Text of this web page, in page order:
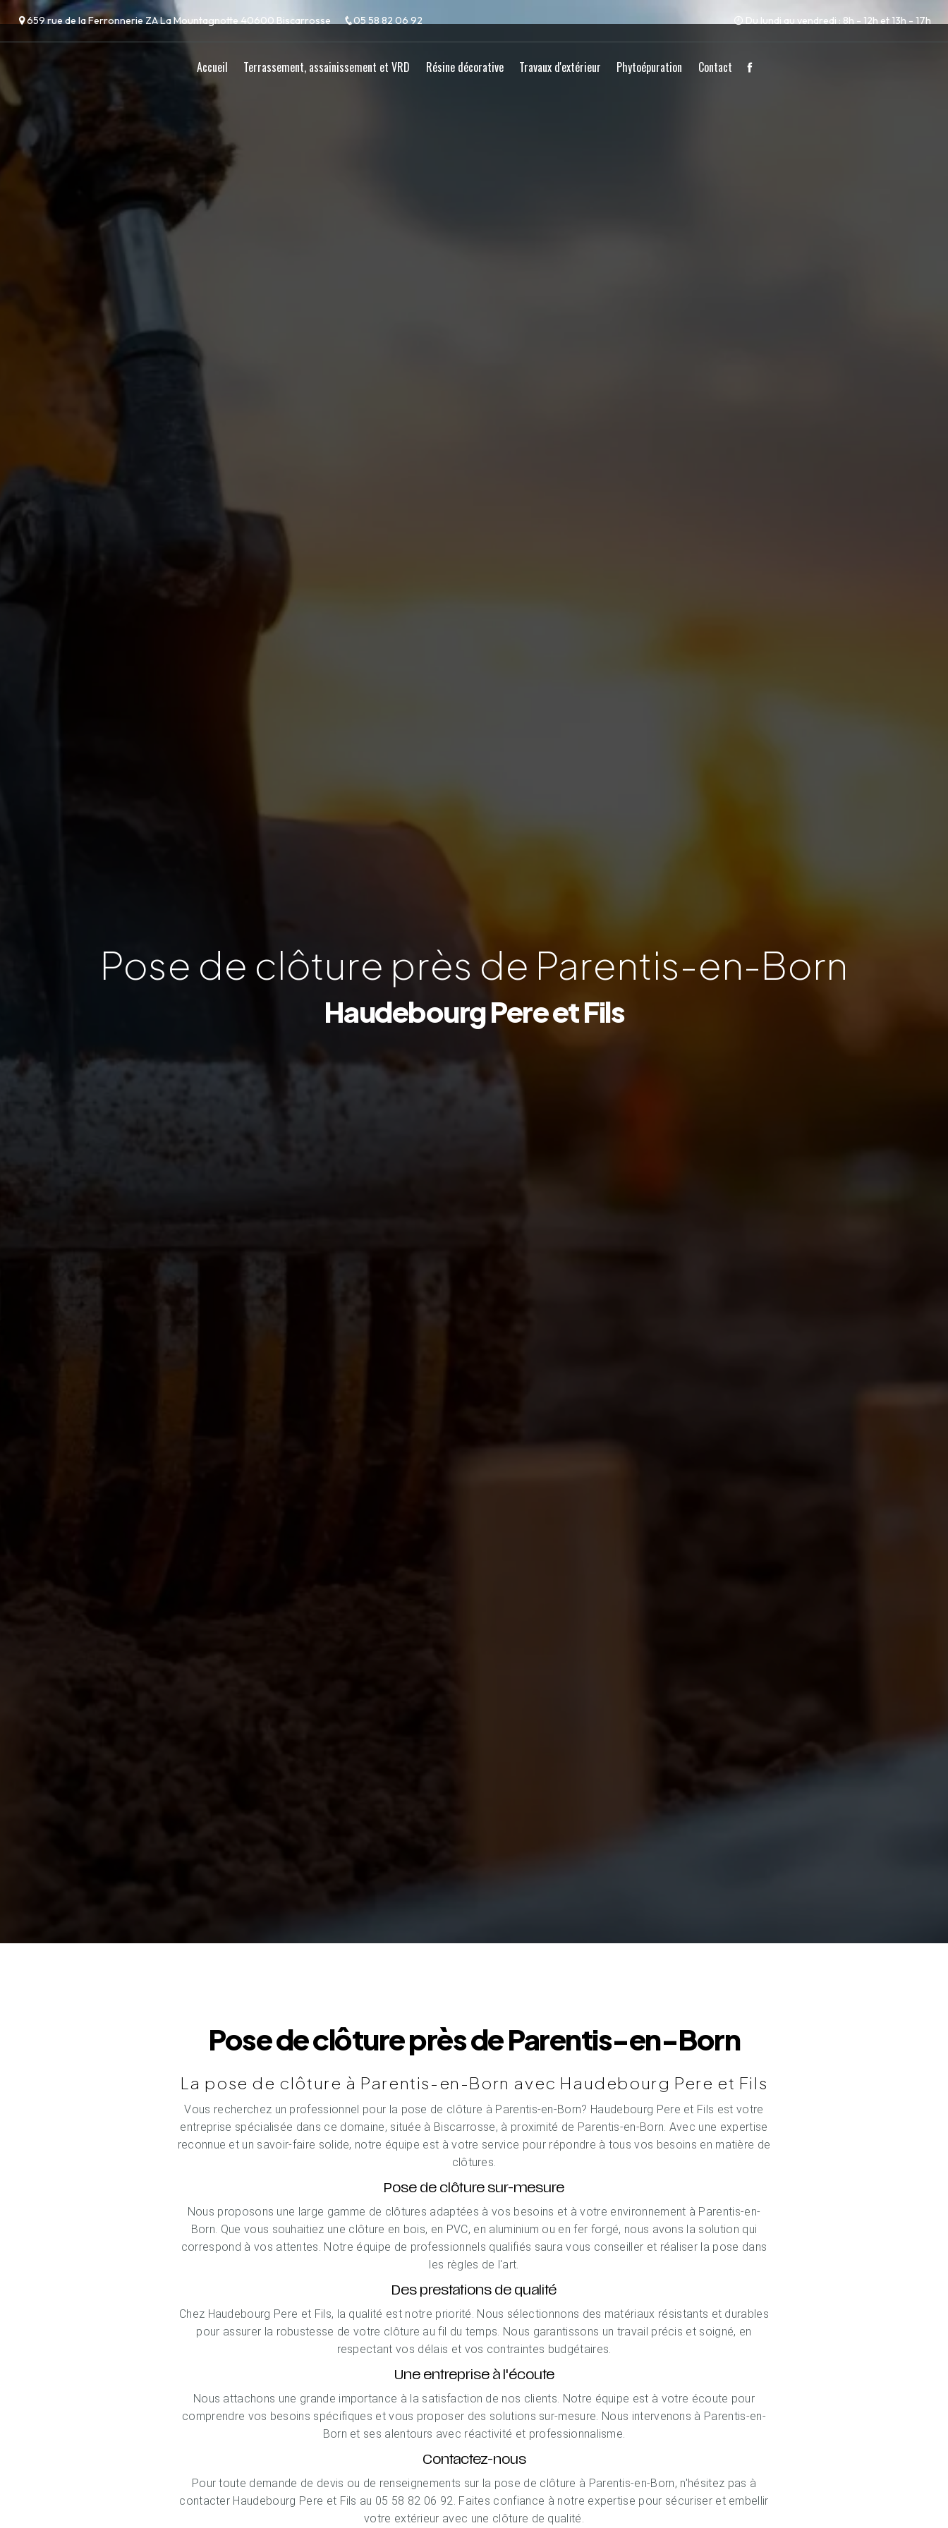
659 rue de la Ferronnerie ZA La Mountagnotte 40600 Biscarrosse 05 58 82 06 92 Du lundi au vendredi : 8h - 12h et 13h - 17h
Accueil Terrassement, assainissement et VRD Résine décorative Travaux d'extérieur Phytoépuration Contact
Pose de clôture près de Parentis-en-Born
Haudebourg Pere et Fils
Pose de clôture près de Parentis-en-Born
La pose de clôture à Parentis-en-Born avec Haudebourg Pere et Fils
Vous recherchez un professionnel pour la pose de clôture à Parentis-en-Born? Haudebourg Pere et Fils est votre
entreprise spécialisée dans ce domaine, située à Biscarrosse, à proximité de Parentis-en-Born. Avec une expertise
reconnue et un savoir-faire solide, notre équipe est à votre service pour répondre à tous vos besoins en matière de
clôtures.
Pose de clôture sur-mesure
Nous proposons une large gamme de clôtures adaptées à vos besoins et à votre environnement à Parentis-en-
Born. Que vous souhaitiez une clôture en bois, en PVC, en aluminium ou en fer forgé, nous avons la solution qui
correspond à vos attentes. Notre équipe de professionnels qualifiés saura vous conseiller et réaliser la pose dans
les règles de l'art.
Des prestations de qualité
Chez Haudebourg Pere et Fils, la qualité est notre priorité. Nous sélectionnons des matériaux résistants et durables
pour assurer la robustesse de votre clôture au fil du temps. Nous garantissons un travail précis et soigné, en
respectant vos délais et vos contraintes budgétaires.
Une entreprise à l'écoute
Nous attachons une grande importance à la satisfaction de nos clients. Notre équipe est à votre écoute pour
comprendre vos besoins spécifiques et vous proposer des solutions sur-mesure. Nous intervenons à Parentis-en-
Born et ses alentours avec réactivité et professionnalisme.
Contactez-nous
Pour toute demande de devis ou de renseignements sur la pose de clôture à Parentis-en-Born, n'hésitez pas à
contacter Haudebourg Pere et Fils au 05 58 82 06 92. Faites confiance à notre expertise pour sécuriser et embellir
votre extérieur avec une clôture de qualité.
Panneau de gestion des cookies